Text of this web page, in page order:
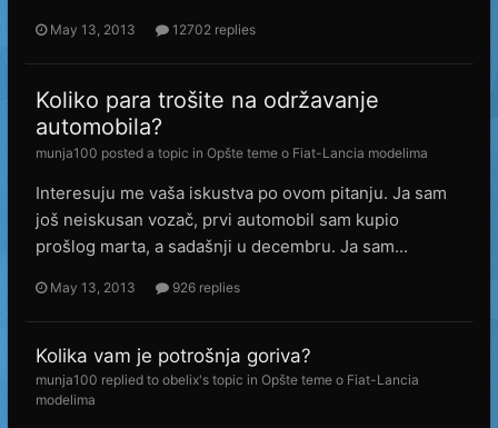
May 13, 2013 12702 replies
Koliko para trošite na održavanje
automobila?
munja100 posted a topic in Opšte teme o Fiat-Lancia modelima
Interesuju me vaša iskustva po ovom pitanju. Ja sam
još neiskusan vozač, prvi automobil sam kupio
prošlog marta, a sadašnji u decembru. Ja sam...
May 13, 2013 926 replies
Kolika vam je potrošnja goriva?
munja100 replied to obelix's topic in Opšte teme o Fiat-Lancia
modelima